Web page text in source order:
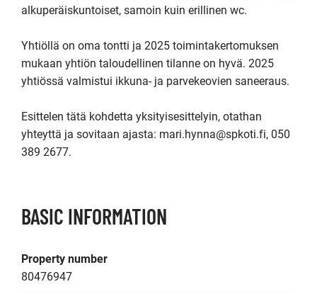
alkuperäiskuntoiset, samoin kuin erillinen wc.
Yhtiöllä on oma tontti ja 2025 toimintakertomuksen
mukaan yhtiön taloudellinen tilanne on hyvä. 2025
yhtiössä valmistui ikkuna- ja parvekeovien saneeraus.
Esittelen tätä kohdetta yksityisesittelyin, otathan
yhteyttä ja sovitaan ajasta: mari.hynna@spkoti.fi, 050
389 2677.
BASIC INFORMATION
Property number
80476947